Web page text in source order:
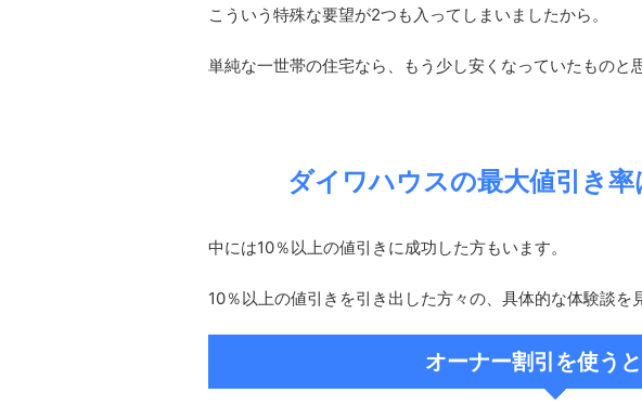
こういう特殊な要望が2つも入ってしまいましたから。
単純な一世帯の住宅なら、もう少し安くなっていたものと
ダイワハウスの最大値引き
中には10％以上の値引きに成功した方もいます。
10％以上の値引きを引き出した方々の、具体的な体験談を
オーナー割引を使う